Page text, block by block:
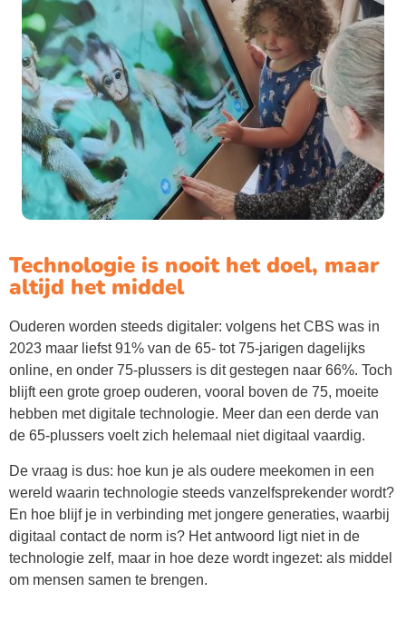
Technologie is nooit het doel, maar
altijd het middel
Ouderen worden steeds digitaler: volgens het CBS was in
2023 maar liefst 91% van de 65- tot 75-jarigen dagelijks
online, en onder 75-plussers is dit gestegen naar 66%. Toch
blijft een grote groep ouderen, vooral boven de 75, moeite
hebben met digitale technologie. Meer dan een derde van
de 65-plussers voelt zich helemaal niet digitaal vaardig.
De vraag is dus: hoe kun je als oudere meekomen in een
wereld waarin technologie steeds vanzelfsprekender wordt?
En hoe blijf je in verbinding met jongere generaties, waarbij
digitaal contact de norm is? Het antwoord ligt niet in de
technologie zelf, maar in hoe deze wordt ingezet: als middel
om mensen samen te brengen.